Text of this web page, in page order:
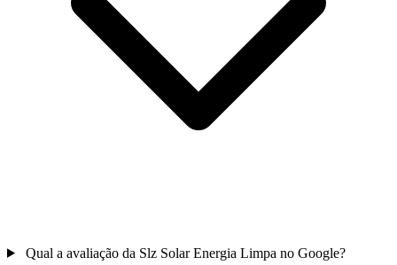
Qual a avaliação da Slz Solar Energia Limpa no Google?